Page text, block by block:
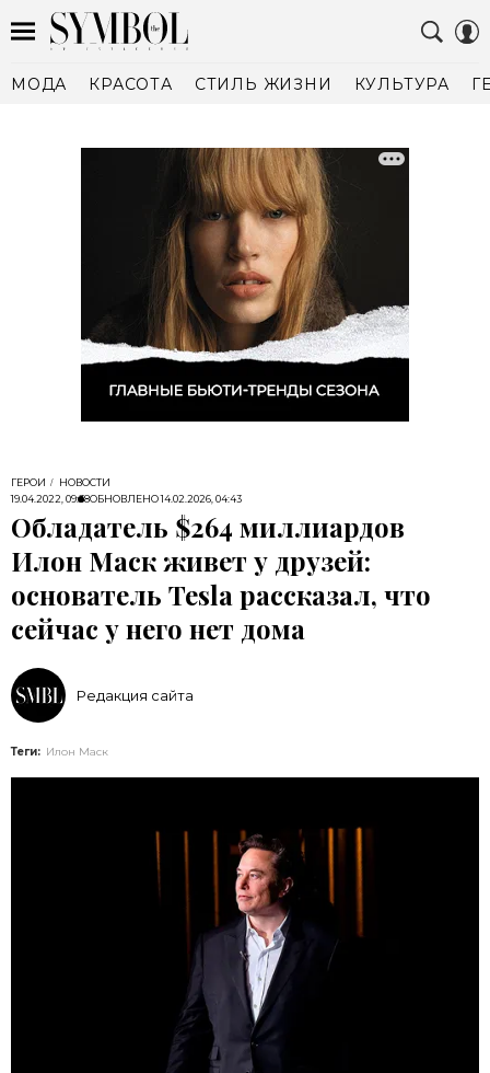
МОДА КРАСОТА СТИЛЬ ЖИЗНИ КУЛЬТУРА
ГЕРОИ
НОВОСТИ
19.04.2022, 09:38ОБНОВЛЕНО14.02.2026, 04:43
Обладатель $264 миллиардов
Илон Маск живет у друзей:
основатель Tesla рассказал, что
сейчас у него нет дома
Редакция сайта
Теги: Илон Маск